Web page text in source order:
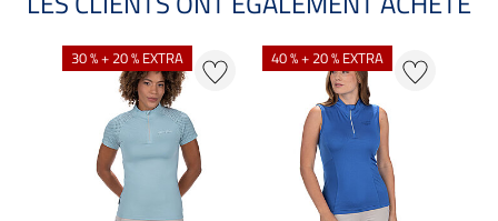
30 % + 20 % EXTRA 40 % + 20 % EXTRA